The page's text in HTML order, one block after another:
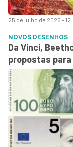
25 de julho de 2026 -
NOVOS DESENHOS
Da Vinci,
propostas